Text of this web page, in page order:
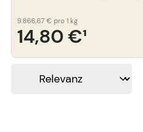
14,80 €¹
9.866,67 € pro 1 kg